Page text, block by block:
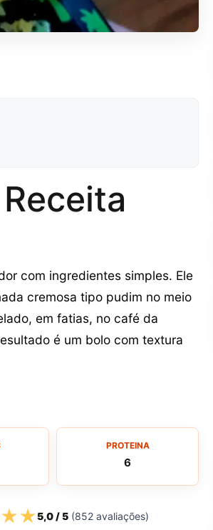
com ingredientes simples. Ele
cremosa tipo pudim no meio
em fatias, no café da
é um bolo com textura
PROTEINA
6
★★5,0/ 5 (852 avaliações)